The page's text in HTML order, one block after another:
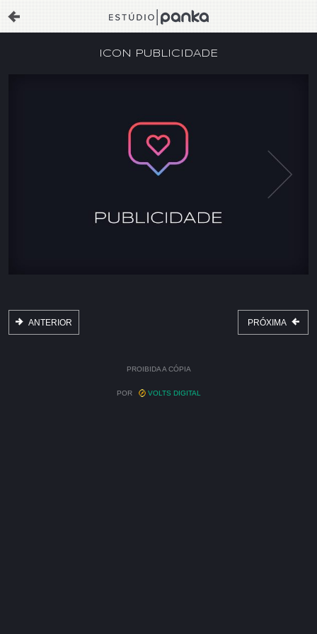
ICON PUBLICIDADE
ANTERIOR PRÓXIMA
PROIBIDA A CÓPIA
POR VOLTS DIGITAL